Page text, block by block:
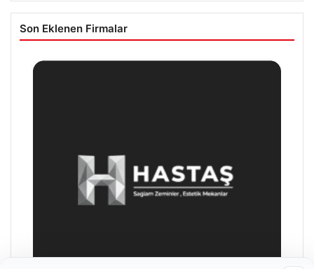
Son Eklenen Firmalar